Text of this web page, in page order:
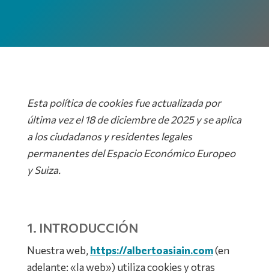
Esta política de cookies fue actualizada por
última vez el 18 de diciembre de 2025 y se aplica
a los ciudadanos y residentes legales
permanentes del Espacio Económico Europeo
y Suiza.
1. INTRODUCCIÓN
Nuestra web, https://albertoasiain.com(en
adelante: «la web») utiliza cookies y otras